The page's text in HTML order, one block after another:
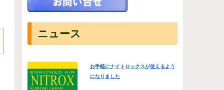
ニュース
お手軽にナイトロックスが使えるよう
になりました